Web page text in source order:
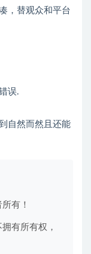
，替观众和平台
误.
自然而然且还能
有！
有所有权，